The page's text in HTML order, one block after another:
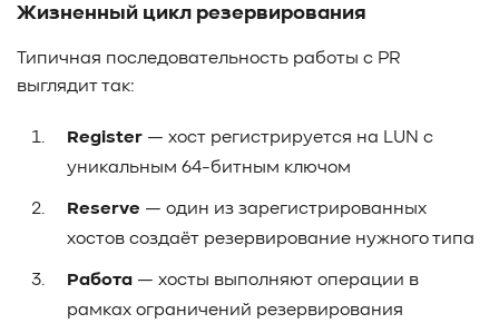
Жизненный цикл резервирования
Типичная последовательность работы с PR
выглядит так:
Register — хост регистрируется на LUN с
уникальным 64-битным ключом
Reserve — один из зарегистрированных
хостов создаёт резервирование нужного типа
Работа — хосты выполняют операции в
рамках ограничений резервирования